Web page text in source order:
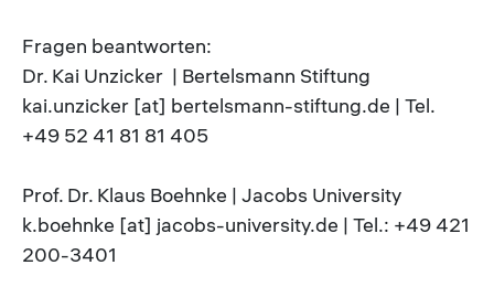
Fragen beantworten:
Dr. Kai Unzicker | Bertelsmann Stiftung
kai.unzicker [at] bertelsmann-stiftung.de | Tel.
+49 52 41 81 81 405
Prof. Dr. Klaus Boehnke | Jacobs University
k.boehnke [at] jacobs-university.de | Tel.: +49 421
200-3401